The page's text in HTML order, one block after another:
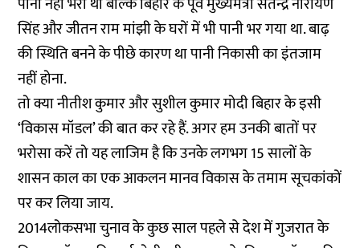
सिंह और जीतन राम मांझी के घरों में भी पानी भर गया था. बाढ़
की स्थिति बनने के पीछे कारण था पानी निकासी का इंतजाम
नहीं होना.
तो क्या नीतीश कुमार और सुशील कुमार मोदी बिहार के इसी
‘विकास मॉडल’ की बात कर रहे हैं. अगर हम उनकी बातों पर
भरोसा करें तो यह लाजिम है कि उनके लगभग 15 सालों के
शासन काल का एक आकलन मानव विकास के तमाम सूचकांकों
पर कर लिया जाय.
2014लोकसभा चुनाव के कुछ साल पहले से देश में गुजरात के